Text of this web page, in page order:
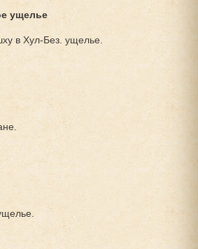
ущелье
в Хул-Без. ущелье.